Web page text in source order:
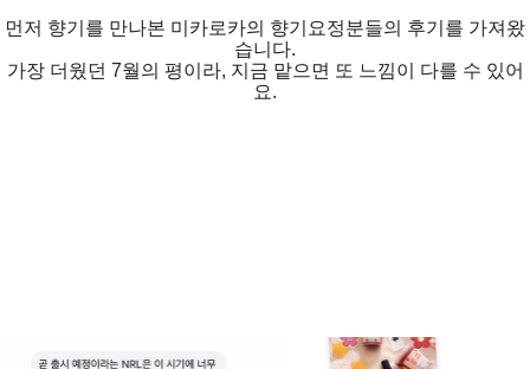
먼저 향기를 만나본 미카로카의 향기요정분들의 후기를 가져왔
습니다.
가장 더웠던 7월의 평이라, 지금 맡으면 또 느낌이 다를 수 있어
요.